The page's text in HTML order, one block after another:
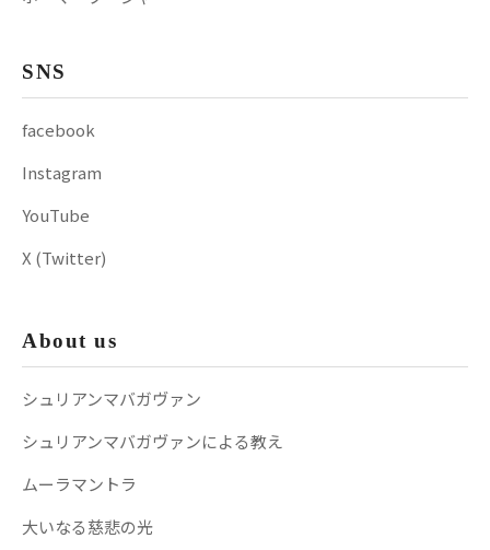
SNS
facebook
Instagram
YouTube
X (Twitter)
About us
シュリアンマバガヴァン
シュリアンマバガヴァンによる教え
ムーラマントラ
大いなる慈悲の光